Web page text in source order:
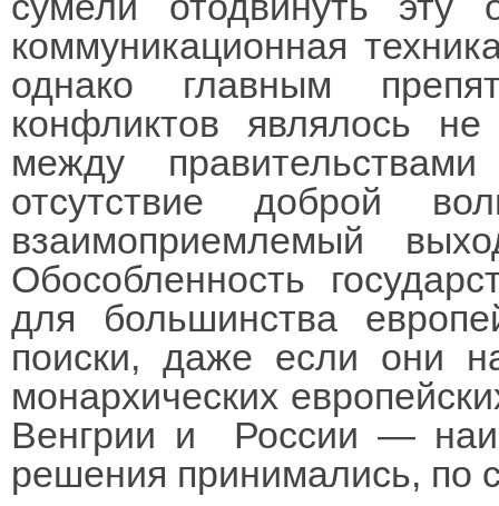
коммуникационная
однако главным
конфликтов являлось не
между
отсутствие доброй
взаимоприемлемый
Обособленность
для большинства
поиски, даже если они
монархических
Венгрии и России —
решения принимались, по